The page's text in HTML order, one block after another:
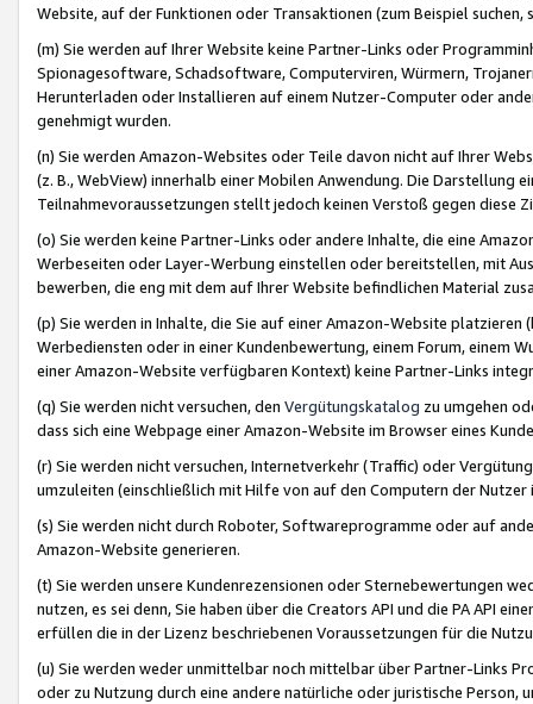
Website, auf der Funktionen oder Transaktionen (zum Beispiel
(m) Sie werden auf Ihrer Website keine Partner-Links oder
Spionagesoftware, Schadsoftware, Computerviren, Würmern,
Herunterladen oder Installieren auf einem Nutzer-Computer oder
genehmigt wurden.
(n) Sie werden Amazon-Websites oder Teile davon nicht auf Ihrer
(z. B., WebView) innerhalb einer Mobilen Anwendung. Die Darstellung
Teilnahmevoraussetzungen stellt jedoch keinen Verstoß gegen diese
(o) Sie werden keine Partner-Links oder andere Inhalte, die eine
Werbeseiten oder Layer-Werbung einstellen oder bereitstellen, mit
bewerben, die eng mit dem auf Ihrer Website befindlichen Material
(p) Sie werden in Inhalte, die Sie auf einer Amazon-Website
Werbediensten oder in einer Kundenbewertung, einem Forum, einem
einer Amazon-Website verfügbaren Kontext) keine Partner-Links
(q) Sie werden nicht versuchen, den Vergütungskatalog zu umgehen
dass sich eine Webpage einer Amazon-Website im Browser eines
(r) Sie werden nicht versuchen, Internetverkehr (Traffic) oder
umzuleiten (einschließlich mit Hilfe von auf den Computern der
(s) Sie werden nicht durch Roboter, Softwareprogramme oder auf
Amazon-Website generieren.
(t) Sie werden unsere Kundenrezensionen oder Sternebewertungen
nutzen, es sei denn, Sie haben über die Creators API und die PA API
erfüllen die in der Lizenz beschriebenen Voraussetzungen für die
(u) Sie werden weder unmittelbar noch mittelbar über Partner-Links
oder zu Nutzung durch eine andere natürliche oder juristische